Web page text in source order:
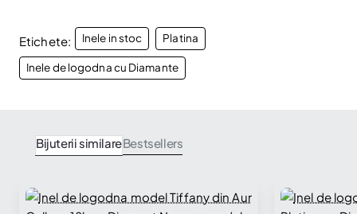
Etichete: Inele in stoc Platina
Inele de logodna cu Diamante
Bijuterii similareBestsellers